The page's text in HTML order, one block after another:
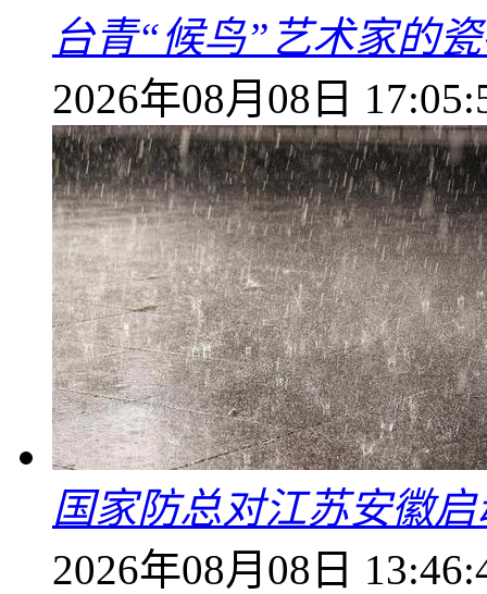
台青“候鸟”艺术家的
2026年08月08日
国家防总对江苏安徽
2026年08月08日